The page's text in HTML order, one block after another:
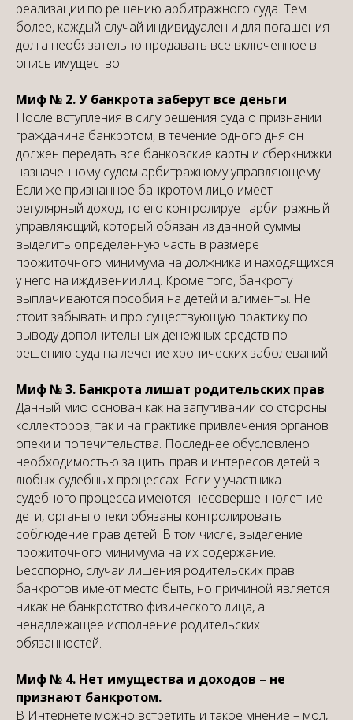
реализации по решению арбитражного суда. Тем
более, каждый случай индивидуален и для погашения
долга необязательно продавать все включенное в
опись имущество.
Миф № 2. У банкрота заберут все деньги
После вступления в силу решения суда о признании
гражданина банкротом, в течение одного дня он
должен передать все банковские карты и сберкнижки
назначенному судом арбитражному управляющему.
Если же признанное банкротом лицо имеет
регулярный доход, то его контролирует арбитражный
управляющий, который обязан из данной суммы
выделить определенную часть в размере
прожиточного минимума на должника и находящихся
у него на иждивении лиц. Кроме того, банкроту
выплачиваются пособия на детей и алименты. Не
стоит забывать и про существующую практику по
выводу дополнительных денежных средств по
решению суда на лечение хронических заболеваний.
Миф № 3. Банкрота лишат родительских прав
Данный миф основан как на запугивании со стороны
коллекторов, так и на практике привлечения органов
опеки и попечительства. Последнее обусловлено
необходимостью защиты прав и интересов детей в
любых судебных процессах. Если у участника
судебного процесса имеются несовершеннолетние
дети, органы опеки обязаны контролировать
соблюдение прав детей. В том числе, выделение
прожиточного минимума на их содержание.
Бесспорно, случаи лишения родительских прав
банкротов имеют место быть, но причиной является
никак не банкротство физического лица, а
ненадлежащее исполнение родительских
обязанностей.
Миф № 4. Нет имущества и доходов – не
признают банкротом.
В Интернете можно встретить и такое мнение – мол,